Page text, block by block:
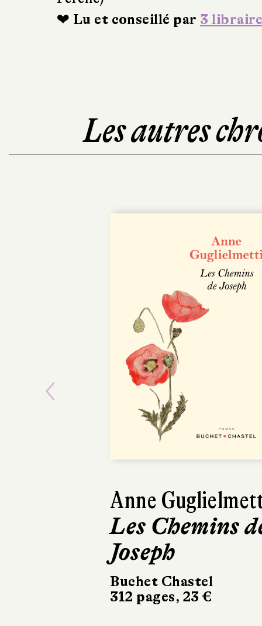
❤ Lu et conseillé par 3
Les autres
Anne
Les Chemins
Joseph
Buchet Chastel
312 pages, 23 €
Paul
Le
Le Livre de
336 pages,
Previous